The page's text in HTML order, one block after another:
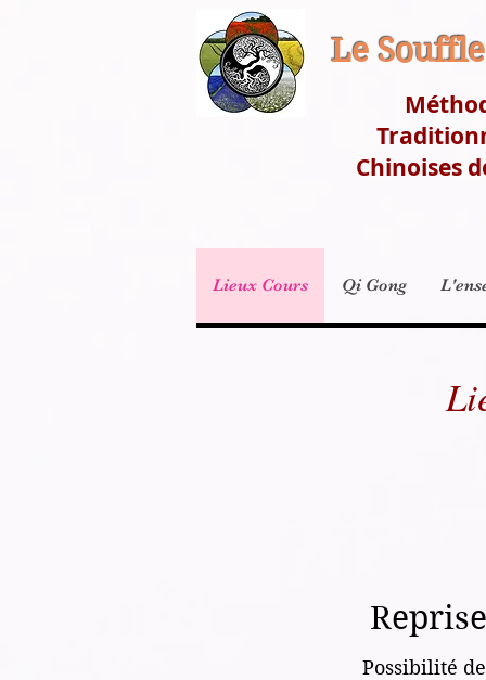
Le
Chinoises
Lieux Cours Qi Gong
Possibilité